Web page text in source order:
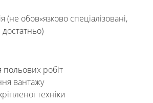
(не обов«язково спеціалізовані,
достатньо)
польових робіт
вантажу
техніки